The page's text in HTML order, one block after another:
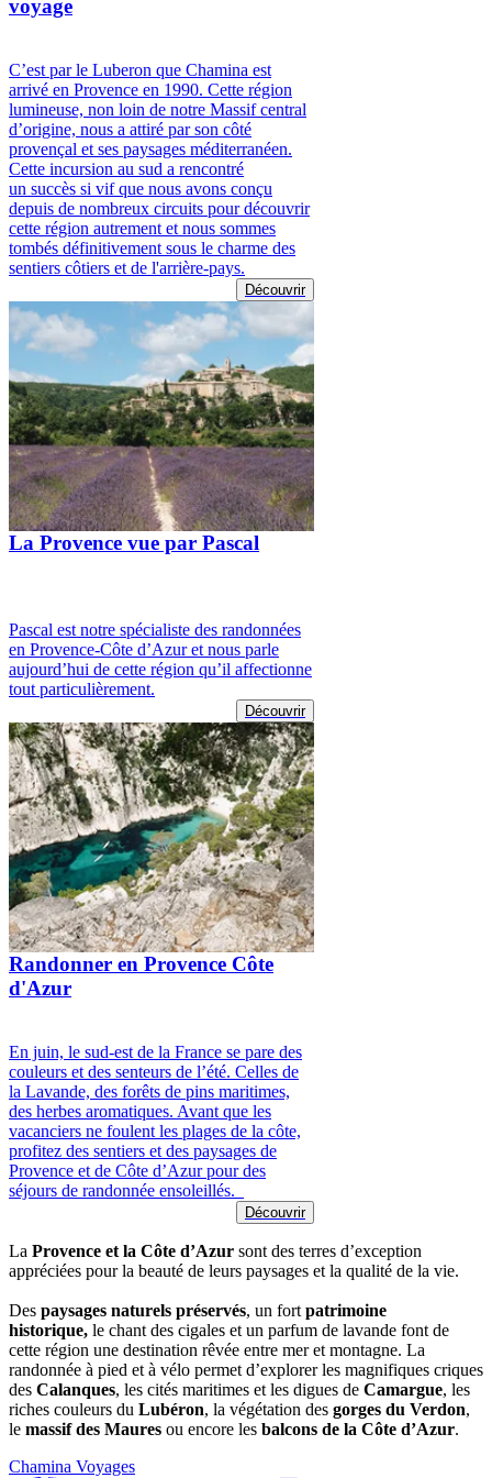
voyage
C’est par le Luberon que Chamina est
arrivé en Provence en 1990. Cette région
lumineuse, non loin de notre Massif central
d’origine, nous a attiré par son côté
provençal et ses paysages méditerranéen.
Cette incursion au sud a rencontré
un succès si vif que nous avons conçu
depuis de nombreux circuits pour découvrir
cette région autrement et nous sommes
tombés définitivement sous le charme des
sentiers côtiers et de l'arrière-pays.
Découvrir
La Provence vue par Pascal
Pascal est notre spécialiste des randonnées
en Provence-Côte d’Azur et nous parle
aujourd’hui de cette région qu’il affectionne
tout particulièrement.
Découvrir
Randonner en Provence Côte
d'Azur
En juin, le sud-est de la France se pare des
couleurs et des senteurs de l’été. Celles de
la Lavande, des forêts de pins maritimes,
des herbes aromatiques. Avant que les
vacanciers ne foulent les plages de la côte,
profitez des sentiers et des paysages de
Provence et de Côte d’Azur pour des
séjours de randonnée ensoleillés.
Découvrir
La Provence et la Côte d’Azur sont des terres d’exception
appréciées pour la beauté de leurs paysages et la qualité de la vie.
Des paysages naturels préservés, un fort patrimoine
historique, le chant des cigales et un parfum de lavande font de
cette région une destination rêvée entre mer et montagne. La
randonnée à pied et à vélo permet d’explorer les magnifiques criques
des Calanques, les cités maritimes et les digues de Camargue, les
riches couleurs du Lubéron, la végétation des gorges du Verdon,
le massif des Maures ou encore les balcons de la Côte d’Azur.
Chamina Voyages